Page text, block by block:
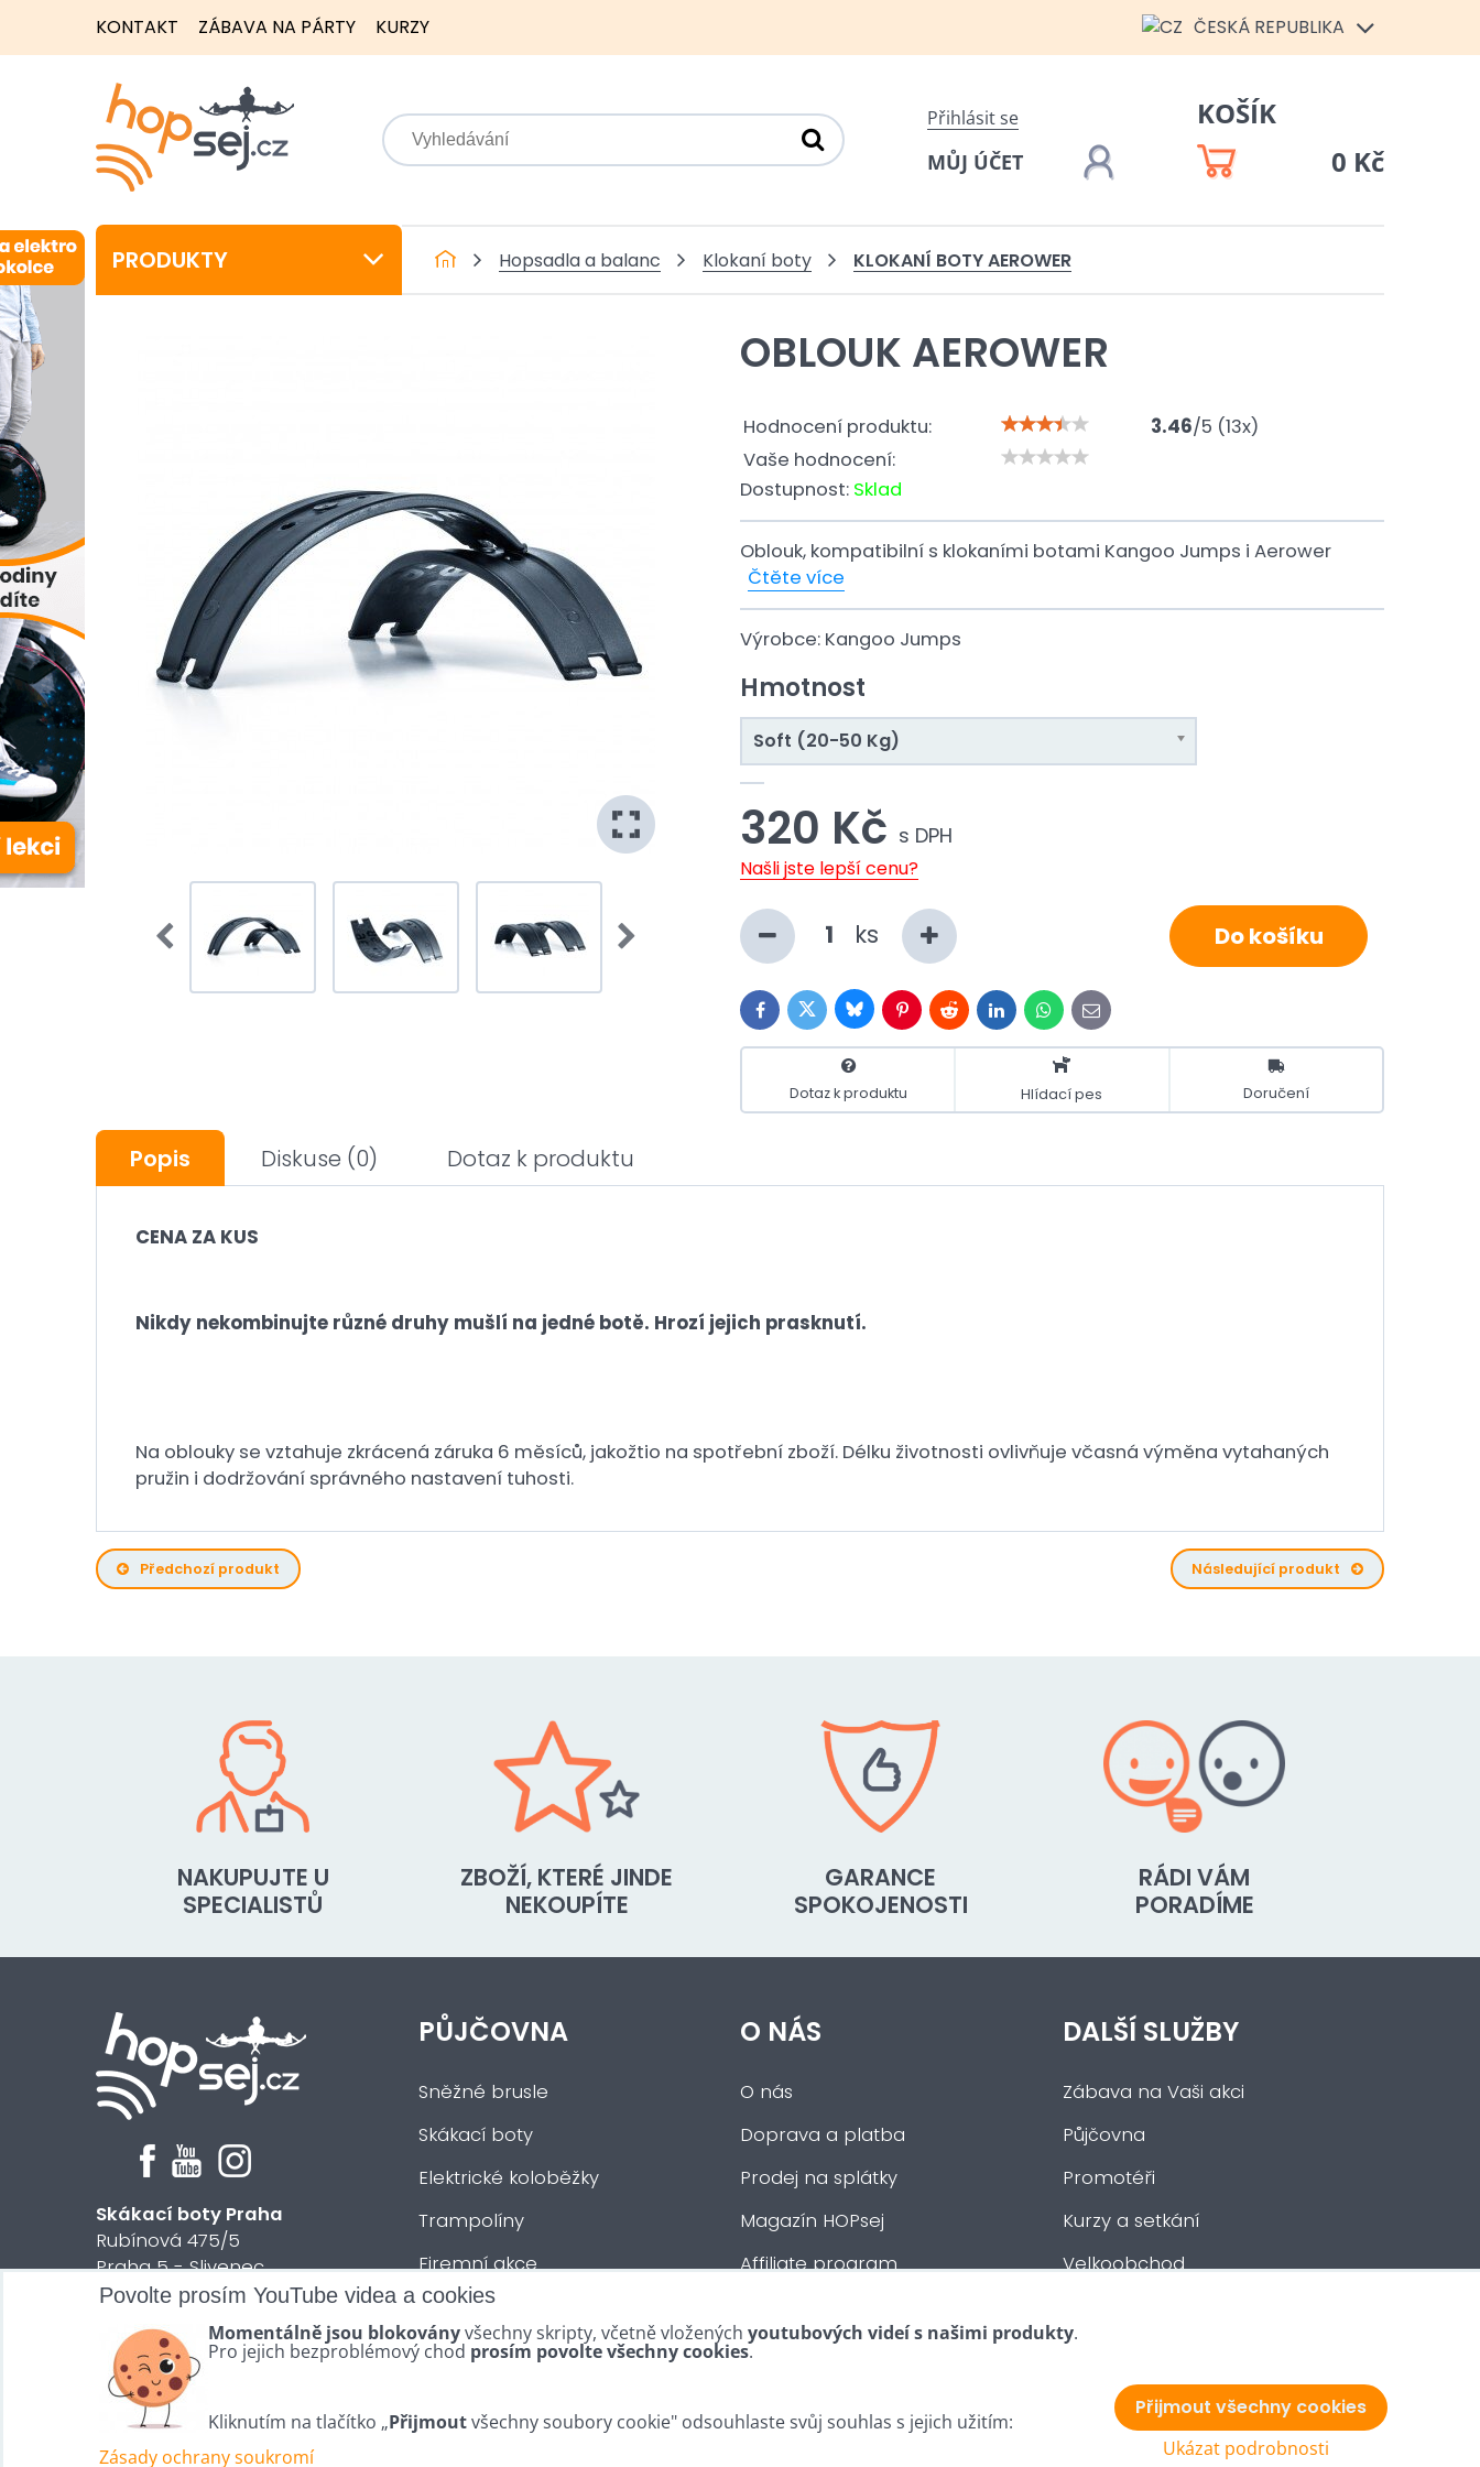
KONTAKT ZÁBAVA NA PÁRTY KURZY ČESKÁ REPUBLIKA
Přihlásit se
MŮJ ÚČET
KOŠÍK
0 Kč
PRODUKTY Hopsadla a balanc Klokaní boty KLOKANÍ BOTY AEROWER
OBLOUK AEROWER
Hodnocení produktu: 3.46/5 (13x)
Vaše hodnocení:
Dostupnost: Sklad
Oblouk, kompatibilní s klokaními botami Kangoo Jumps i Aerower
Čtěte více
Výrobce: Kangoo Jumps
Hmotnost
Soft (20-50 Kg)
320 Kč s DPH
Našli jste lepší cenu?
ks Do košíku
FacebookTwitterBlueskyPinterestRedditLinkedInWhatsApp
E-
mail
Dotaz k produktu Hlídací pes Doručení
Popis Diskuse (0) Dotaz k produktu
CENA ZA KUS
Nikdy nekombinujte různé druhy mušlí na jedné botě. Hrozí jejich prasknutí.
Na oblouky se vztahuje zkrácená záruka 6 měsíců, jakožtio na spotřební zboží. Délku životnosti ovlivňuje včasná výměna vytahaných
pružin i dodržování správného nastavení tuhosti.
Předchozí produkt Následující produkt
NAKUPUJTE U
SPECIALISTŮ
ZBOŽÍ, KTERÉ JINDE
NEKOUPÍTE
GARANCE
SPOKOJENOSTI
RÁDI VÁM
PORADÍME
Skákací boty Praha
Rubínová 475/5
Praha 5 - Slivenec
© 2024 HOPsej.cz
PŮJČOVNA
Sněžné brusle
Skákací boty
Elektrické koloběžky
Trampolíny
Firemní akce
Půjčení auta
Vše ostatní :-)
O NÁS
O nás
Doprava a platba
Prodej na splátky
Magazín HOPsej
Affiliate program
Kontakty
DALŠÍ SLUŽBY
Zábava na Vaši akci
Půjčovna
Promotéři
Kurzy a setkání
Velkoobchod
Předvolby soukromí Zásady ochrany soukromí Vytvořeno systémem: ByznysWeb.cz
Povolte prosím YouTube videa a cookies
Momentálně jsou blokoványvšechny skripty, včetně vložených youtubových videí s našimi produkty.
Pro jejich bezproblémový chod prosím povolte všechny cookies.
Kliknutím na tlačítko „Přijmoutvšechny soubory cookie" odsouhlaste svůj souhlas s jejich užitím:
Zásady ochrany soukromí
Ukázat podrobnosti
Přijmout všechny cookies